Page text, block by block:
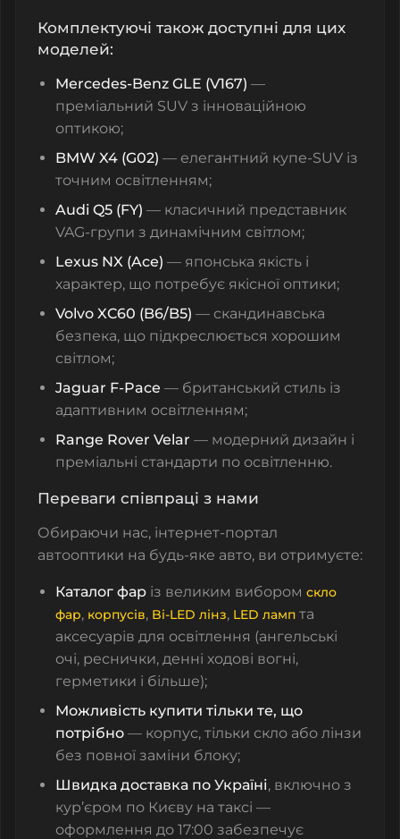
Комплектуючі також доступні для цих
моделей:
Mercedes‑Benz GLE (V167) —
преміальний SUV з інноваційною
оптикою;
BMW X4 (G02) — елегантний купе-SUV із
точним освітленням;
Audi Q5 (FY) — класичний представник
VAG-групи з динамічним світлом;
Lexus NX (Aсе) — японська якість і
характер, що потребує якісної оптики;
Volvo XC60 (B6/B5) — скандинавська
безпека, що підкреслюється хорошим
світлом;
Jaguar F‑Pace — британський стиль із
адаптивним освітленням;
Range Rover Velar — модерний дизайн і
преміальні стандарти по освітленню.
Переваги співпраці з нами
Обираючи нас, інтернет-портал
автооптики на будь-яке авто, ви отримуєте:
Каталог фар із великим вибором скло
фар, корпусів, Bi-LED лінз, LED ламп та
аксесуарів для освітлення (ангельські
очі, реснички, денні ходові вогні,
герметики і більше);
Можливість купити тільки те, що
потрібно — корпус, тільки скло або лінзи
без повної заміни блоку;
Швидка доставка по Україні, включно з
кур’єром по Києву на таксі —
оформлення до 17:00 забезпечує